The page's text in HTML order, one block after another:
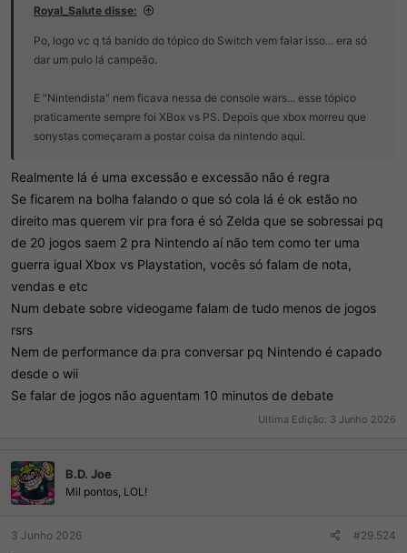
Royal_Salute disse:
Po, logo vc q tá banido do tópico do Switch vem falar isso... era só
dar um pulo lá campeão.
E "Nintendista" nem ficava nessa de console wars... esse tópico
praticamente sempre foi XBox vs PS. Depois que xbox morreu que
sonystas começaram a postar coisa da nintendo aqui.
Realmente lá é uma excessão e excessão não é regra
Se ficarem na bolha falando o que só cola lá é ok estão no
direito mas querem vir pra fora é só Zelda que se sobressai pq
de 20 jogos saem 2 pra Nintendo aí não tem como ter uma
guerra igual Xbox vs Playstation, vocês só falam de nota,
vendas e etc
Num debate sobre videogame falam de tudo menos de jogos
rsrs
Nem de performance da pra conversar pq Nintendo é capado
desde o wii
Se falar de jogos não aguentam 10 minutos de debate
Ultima Edição: 3 Junho 2026
B.D. Joe
Mil pontos, LOL!
3 Junho 2026 #29.524